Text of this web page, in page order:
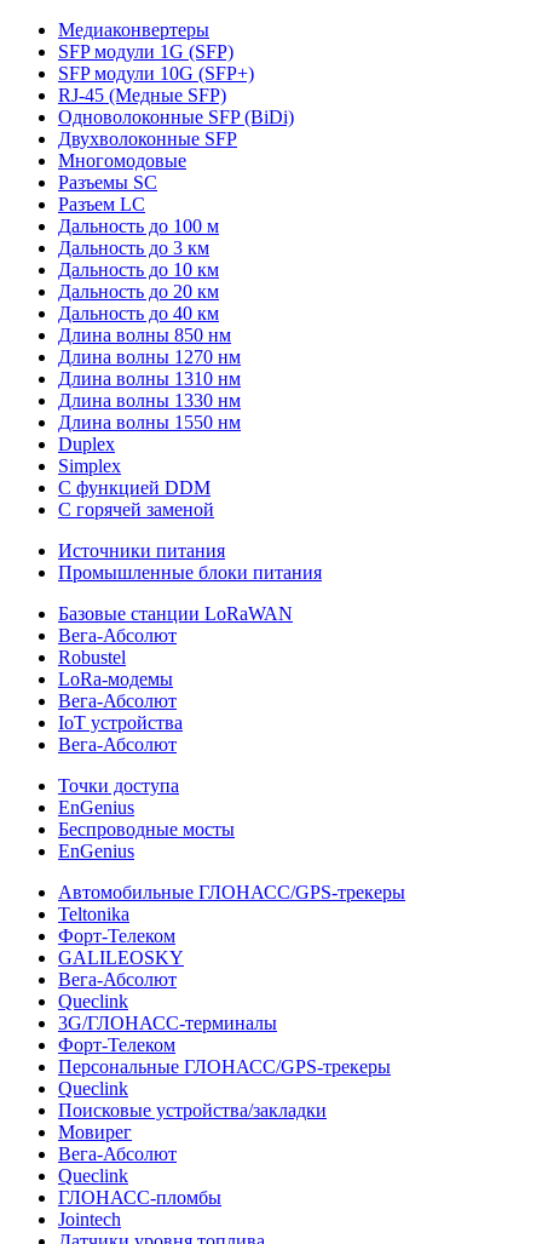
Медиаконвертеры
SFP модули 1G (SFP)
SFP модули 10G (SFP+)
RJ-45 (Медные SFP)
Одноволоконные SFP (BiDi)
Двухволоконные SFP
Многомодовые
Разъемы SC
Разъем LC
Дальность до 100 м
Дальность до 3 км
Дальность до 10 км
Дальность до 20 км
Дальность до 40 км
Длина волны 850 нм
Длина волны 1270 нм
Длина волны 1310 нм
Длина волны 1330 нм
Длина волны 1550 нм
Duplex
Simplex
С функцией DDM
С горячей заменой
Источники питания
Промышленные блоки питания
Базовые станции LoRaWAN
Вега-Абсолют
Robustel
LoRa-модемы
Вега-Абсолют
IoT устройства
Вега-Абсолют
Точки доступа
EnGenius
Беспроводные мосты
EnGenius
Автомобильные ГЛОНАСС/GPS-трекеры
Teltonika
Форт-Телеком
GALILEOSKY
Вега-Абсолют
Queclink
3G/ГЛОНАСС-терминалы
Форт-Телеком
Персональные ГЛОНАСС/GPS-трекеры
Queclink
Поисковые устройства/закладки
Мовирег
Вега-Абсолют
Queclink
ГЛОНАСС-пломбы
Jointech